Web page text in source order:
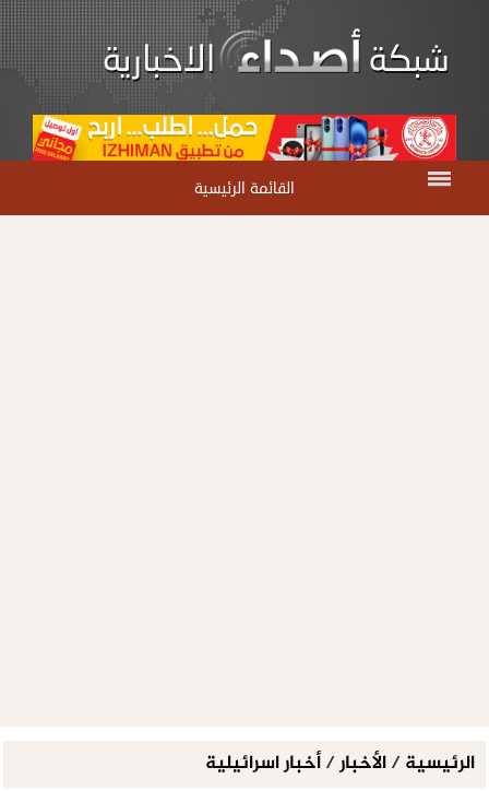
القائمة الرئيسية
الرئيسية/الأخبار/أخبار اسرائيلية